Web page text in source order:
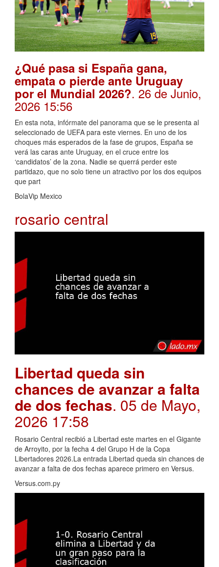
¿Qué pasa si España gana,
empata o pierde ante Uruguay
por el Mundial 2026?. 26 de Junio,
2026 15:56
En esta nota, infórmate del panorama que se le presenta al
seleccionado de UEFA para este viernes. En uno de los
choques más esperados de la fase de grupos, España se
verá las caras ante Uruguay, en el cruce entre los
‘candidatos’ de la zona. Nadie se querrá perder este
partidazo, que no solo tiene un atractivo por los dos equipos
que part
BolaVip Mexico
rosario central
Libertad queda sin
chances de avanzar a falta
de dos fechas. 05 de Mayo,
2026 17:58
Rosario Central recibió a Libertad este martes en el Gigante
de Arroyito, por la fecha 4 del Grupo H de la Copa
Libertadores 2026.La entrada Libertad queda sin chances de
avanzar a falta de dos fechas aparece primero en Versus.
Versus.com.py